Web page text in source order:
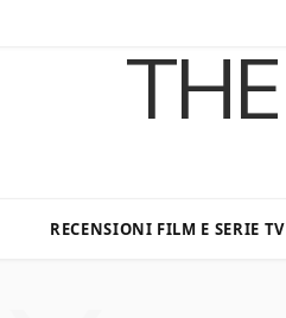
RECENSIONI FILM E SERIE TV